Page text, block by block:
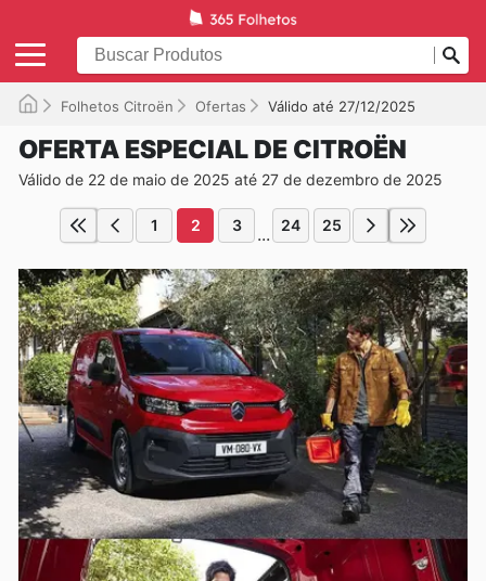
Folhetos Citroën Ofertas Válido até 27/12/2025
OFERTA ESPECIAL DE CITROËN
Válido de 22 de maio de 2025 até 27 de dezembro de 2025
1 2 3 ... 24 25